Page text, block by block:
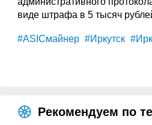
виде штрафа в 5 тысяч
#ASICмайнер #Иркутск
Рекомендуем по